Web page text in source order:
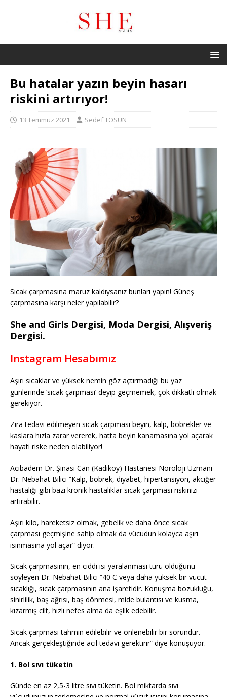
Bu hatalar yazın beyin hasarı
riskini artırıyor!
13 Temmuz 2021 Sedef TOSUN
Sıcak çarpmasına maruz kaldıysanız bunları yapın! Güneş
çarpmasına karşı neler yapılabilir?
She and Girls Dergisi, Moda Dergisi, Alışveriş
Dergisi.
Instagram Hesabımız
Aşırı sıcaklar ve yüksek nemin göz açtırmadığı bu yaz
günlerinde ‘sıcak çarpması’ deyip geçmemek, çok dikkatli olmak
gerekiyor.
Zira tedavi edilmeyen sıcak çarpması beyin, kalp, böbrekler ve
kaslara hızla zarar vererek, hatta beyin kanamasına yol açarak
hayati riske neden olabiliyor!
Acıbadem Dr. Şinasi Can (Kadıköy) Hastanesi Nöroloji Uzmanı
Dr. Nebahat Bilici “Kalp, böbrek, diyabet, hipertansiyon, akciğer
hastalığı gibi bazı kronik hastalıklar sıcak çarpması riskinizi
artırabilir.
Aşırı kilo, hareketsiz olmak, gebelik ve daha önce sıcak
çarpması geçmişine sahip olmak da vücudun kolayca aşırı
ısınmasına yol açar” diyor.
Sıcak çarpmasının, en ciddi ısı yaralanması türü olduğunu
söyleyen Dr. Nebahat Bilici “40 C veya daha yüksek bir vücut
sıcaklığı, sıcak çarpmasının ana işaretidir. Konuşma bozukluğu,
sinirlilik, baş ağrısı, baş dönmesi, mide bulantısı ve kusma,
kızarmış cilt, hızlı nefes alma da eşlik edebilir.
Sıcak çarpması tahmin edilebilir ve önlenebilir bir sorundur.
Ancak gerçekleştiğinde acil tedavi gerektirir” diye konuşuyor.
1. Bol sıvı tüketin
Günde en az 2,5-3 litre sıvı tüketin. Bol miktarda sıvı